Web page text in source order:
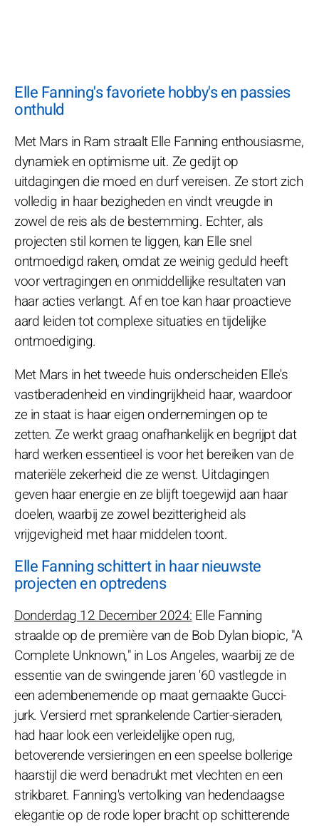
Elle Fanning's favoriete hobby's en passies
onthuld
Met Mars in Ram straalt Elle Fanning enthousiasme,
dynamiek en optimisme uit. Ze gedijt op
uitdagingen die moed en durf vereisen. Ze stort zich
volledig in haar bezigheden en vindt vreugde in
zowel de reis als de bestemming. Echter, als
projecten stil komen te liggen, kan Elle snel
ontmoedigd raken, omdat ze weinig geduld heeft
voor vertragingen en onmiddellijke resultaten van
haar acties verlangt. Af en toe kan haar proactieve
aard leiden tot complexe situaties en tijdelijke
ontmoediging.
Met Mars in het tweede huis onderscheiden Elle's
vastberadenheid en vindingrijkheid haar, waardoor
ze in staat is haar eigen ondernemingen op te
zetten. Ze werkt graag onafhankelijk en begrijpt dat
hard werken essentieel is voor het bereiken van de
materiële zekerheid die ze wenst. Uitdagingen
geven haar energie en ze blijft toegewijd aan haar
doelen, waarbij ze zowel bezitterigheid als
vrijgevigheid met haar middelen toont.
Elle Fanning schittert in haar nieuwste
projecten en optredens
Donderdag 12 December 2024: Elle Fanning
straalde op de première van de Bob Dylan biopic, "A
Complete Unknown," in Los Angeles, waarbij ze de
essentie van de swingende jaren '60 vastlegde in
een adembenemende op maat gemaakte Gucci-
jurk. Versierd met sprankelende Cartier-sieraden,
had haar look een verleidelijke open rug,
betoverende versieringen en een speelse bollerige
haarstijl die werd benadrukt met vlechten en een
strikbaret. Fanning's vertolking van hedendaagse
elegantie op de rode loper bracht op schitterende